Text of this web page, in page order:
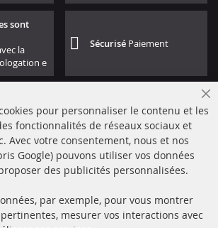
sont
la
e
Sécurisé Paiement
pour personnaliser le contenu et les
fonctionnalités de réseaux sociaux et
Avec votre consentement, nous et nos
Google) pouvons utiliser vos données
des publicités personnalisées.
par exemple, pour vous montrer
mesurer vos interactions avec